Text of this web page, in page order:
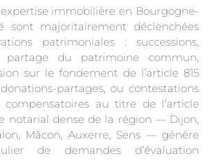
immobilière en Bourgogne-
sont majoritairement déclenchées
patrimoniales : successions,
partage du patrimoine commun,
sur le fondement de l’article 815
partages, ou contestations
compensatoires au titre de l’article
notarial dense de la région — Dijon,
Mâcon, Auxerre, Sens — génère
de demandes d’évaluation